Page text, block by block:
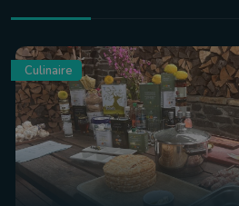
Culinaire